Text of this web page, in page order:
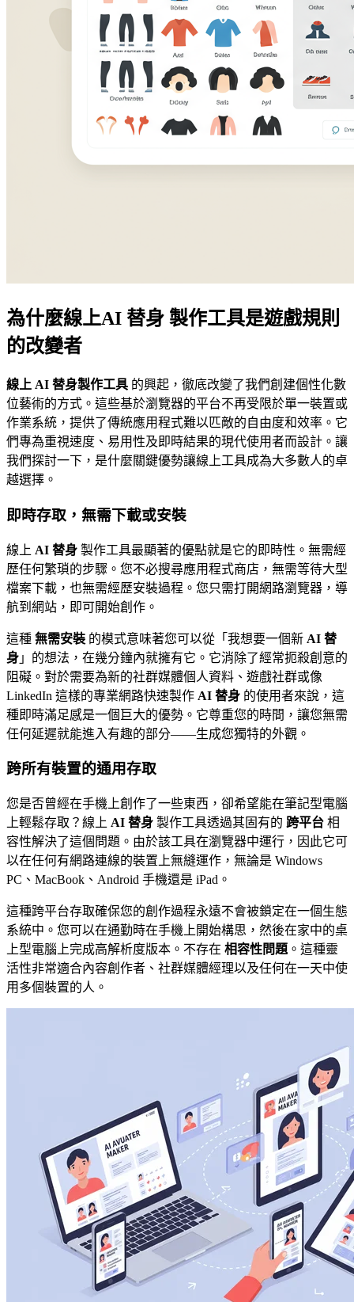
為什麼線上AI 替身 製作工具是遊戲規則
的改變者
線上 AI 替身製作工具 的興起，徹底改變了我們創建個性化數
位藝術的方式。這些基於瀏覽器的平台不再受限於單一裝置或
作業系統，提供了傳統應用程式難以匹敵的自由度和效率。它
們專為重視速度、易用性及即時結果的現代使用者而設計。讓
我們探討一下，是什麼關鍵優勢讓線上工具成為大多數人的卓
越選擇。
即時存取，無需下載或安裝
線上 AI 替身 製作工具最顯著的優點就是它的即時性。無需經
歷任何繁瑣的步驟。您不必搜尋應用程式商店，無需等待大型
檔案下載，也無需經歷安裝過程。您只需打開網路瀏覽器，導
航到網站，即可開始創作。
這種 無需安裝 的模式意味著您可以從「我想要一個新 AI 替
身 」的想法，在幾分鐘內就擁有它。它消除了經常扼殺創意的
阻礙。對於需要為新的社群媒體個人資料、遊戲社群或像
LinkedIn 這樣的專業網路快速製作 AI 替身 的使用者來說，這
種即時滿足感是一個巨大的優勢。它尊重您的時間，讓您無需
任何延遲就能進入有趣的部分——生成您獨特的外觀。
跨所有裝置的通用存取
您是否曾經在手機上創作了一些東西，卻希望能在筆記型電腦
上輕鬆存取？線上 AI 替身 製作工具透過其固有的 跨平台 相
容性解決了這個問題。由於該工具在瀏覽器中運行，因此它可
以在任何有網路連線的裝置上無縫運作，無論是 Windows
PC、MacBook、Android 手機還是 iPad。
這種跨平台存取確保您的創作過程永遠不會被鎖定在一個生態
系統中。您可以在通勤時在手機上開始構思，然後在家中的桌
上型電腦上完成高解析度版本。不存在 相容性問題 。這種靈
活性非常適合內容創作者、社群媒體經理以及任何在一天中使
用多個裝置的人。